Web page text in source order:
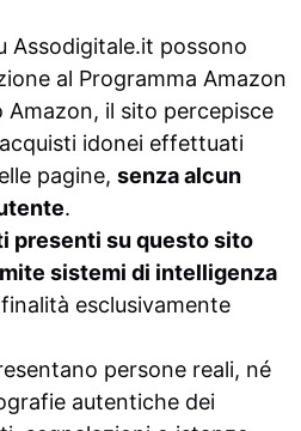
Assodigitale.it possono
al Programma Amazon
Amazon, il sito percepisce
idonei effettuati
pagine, senza alcun
.
presenti su questo sito
sistemi di intelligenza
esclusivamente
persone reali, né
autentiche dei